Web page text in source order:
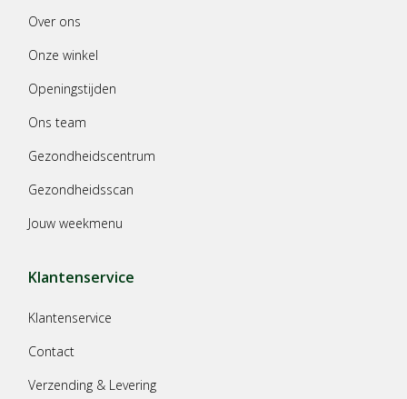
Over ons
Onze winkel
Openingstijden
Ons team
Gezondheidscentrum
Gezondheidsscan
Jouw weekmenu
Klantenservice
Klantenservice
Contact
Verzending & Levering